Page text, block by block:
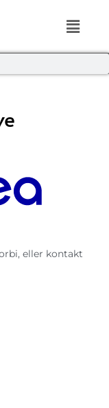
eller kontakt